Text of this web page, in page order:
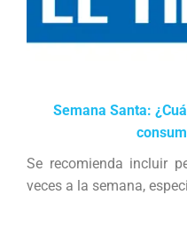
Semana Santa:
Se recomienda incluir
veces a la semana,